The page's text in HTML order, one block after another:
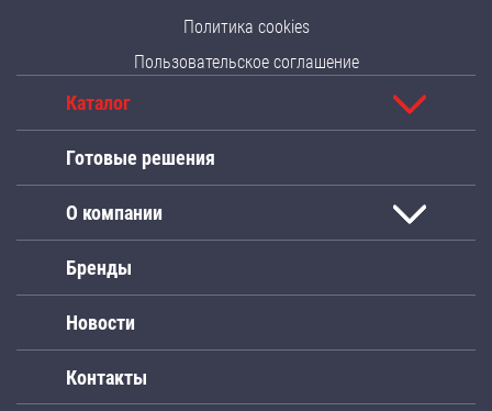
Политика cookies
Пользовательское соглашение
Каталог
Готовые решения
О компании
Бренды
Новости
Контакты